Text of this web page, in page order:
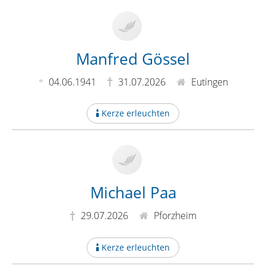
Manfred Gössel
04.06.1941 31.07.2026 Eutingen
Kerze erleuchten
Michael Paa
29.07.2026 Pforzheim
Kerze erleuchten